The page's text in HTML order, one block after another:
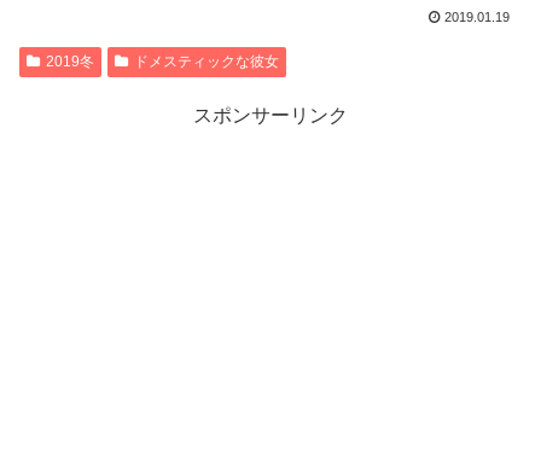
2019.01.19
2019冬 ドメスティックな彼女
スポンサーリンク